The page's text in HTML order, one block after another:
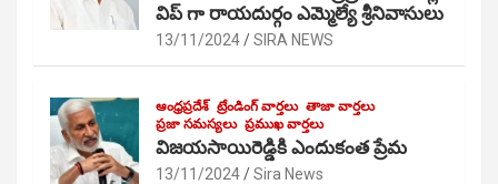
విప్ గా రాయదుర్గం ఎమ్మెల్యే శ్రీనివాసులు
13/11/2024 SIRA NEWS
ఆంధ్రప్రదేశ్ ట్రేండింగ్ వార్తలు తాజా వార్తలు
ప్రజా సమస్యలు ప్రముఖ వార్తలు
విజయసాయిరెడ్డికి ఎందుకంత ప్రేమ
13/11/2024 Sira News